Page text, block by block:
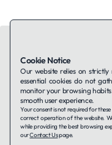
Contact UsAbout Us
Terms of
Cookie Notice
Our website relies on strictly
essential cookies do not
monitor your browsing
smooth user experience.
Your consent is not required for
correct operation of the website.
while providing the best browsing
ourContact Uspage.